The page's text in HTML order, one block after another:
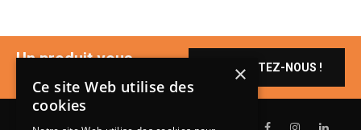
CANAPÉS
Un produit vous
CONTACTEZ-NOUS !
×
Ce site Web utilise des
cookies